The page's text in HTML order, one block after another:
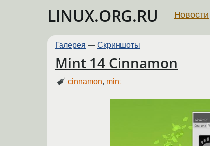
LINUX.ORG.RU Новости
Галерея — Скриншоты
Mint 14 Cinnamon
cinnamon, mint